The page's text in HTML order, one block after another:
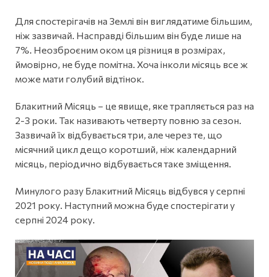
Для спостерігачів на Землі він виглядатиме більшим,
ніж зазвичай. Насправді більшим він буде лише на
7%. Неозброєним оком ця різниця в розмірах,
ймовірно, не буде помітна. Хоча інколи місяць все ж
може мати голубий відтінок.
Блакитний Місяць – це явище, яке трапляється раз на
2-3 роки. Так називають четверту повню за сезон.
Зазвичай їх відбувається три, але через те, що
місячний цикл дещо коротший, ніж календарний
місяць, періодично відбувається таке зміщення.
Минулого разу Блакитний Місяць відбувся у серпні
2021 року. Наступний можна буде спостерігати у
серпні 2024 року.